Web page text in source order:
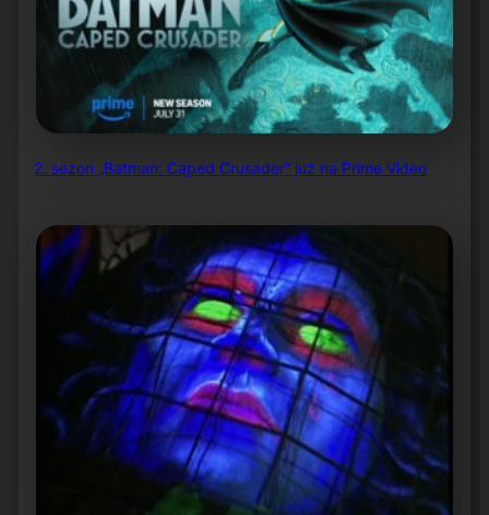
2. sezon „Batman: Caped Crusader” już na Prime Video